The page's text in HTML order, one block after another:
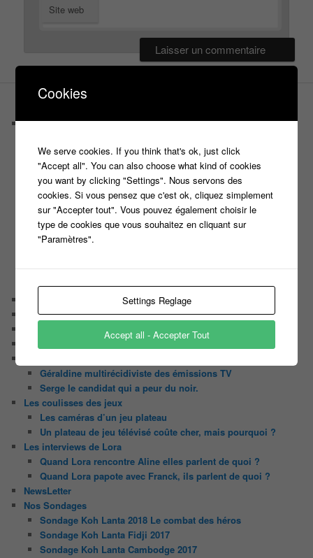
Site web
Castings
C’est quoi un directeur de casting ?
Harry
Motus
Slam
C’est quoi un casting ?
Tous les castings
Les 12 coups de midi
N’oubliez Pas Les Paroles
Tout le monde veut prendre sa place
Contact
Géraldine multirécidiviste des émissions TV
Serge le candidat qui a peur du noir.
Les coulisses des jeux
Les caméras d’un jeu plateau
Un plateau de jeu télévisé coûte cher, mais pourquoi ?
Les interviews de Lora
Quand Lora rencontre Aline elles parlent de quoi ?
Quand Lora papote avec Franck, ils parlent de quoi ?
NewsLetter
Nos Sondages
Sondage Koh Lanta 2018 Le combat des héros
Sondage Koh Lanta Fidji 2017
Sondage Koh Lanta Cambodge 2017
Cookies
We serve cookies. If you think that's ok, just click
"Accept all". You can also choose what kind of cookies
you want by clicking "Settings". Nous servons des
cookies. Si vous pensez que c'est ok, cliquez simplement
sur "Accepter tout". Vous pouvez également choisir le
type de cookies que vous souhaitez en cliquant sur
"Paramètres".
Settings Reglage
Accept all - Accepter Tout